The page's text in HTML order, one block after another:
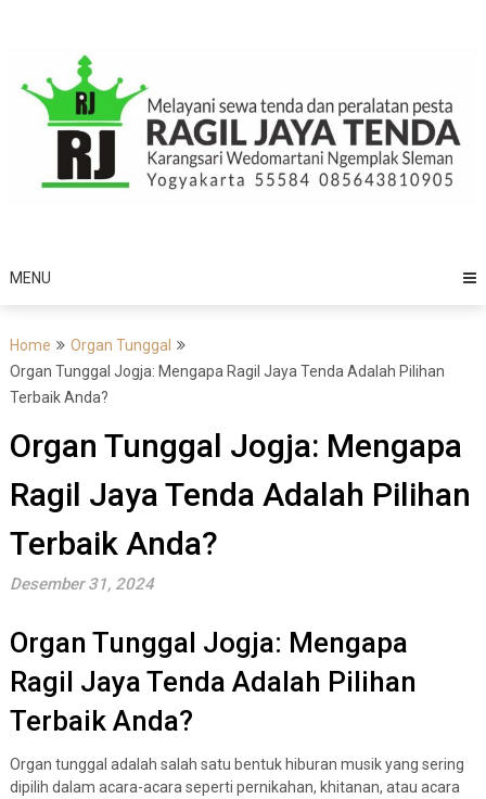
MENU
Home
Organ Tunggal
Organ Tunggal Jogja: Mengapa Ragil Jaya Tenda Adalah Pilihan
Terbaik Anda?
Organ Tunggal Jogja: Mengapa
Ragil Jaya Tenda Adalah Pilihan
Terbaik Anda?
Desember 31, 2024
Organ Tunggal Jogja: Mengapa
Ragil Jaya Tenda Adalah Pilihan
Terbaik Anda?
Organ tunggal adalah salah satu bentuk hiburan musik yang sering
dipilih dalam acara-acara seperti pernikahan, khitanan, atau acara